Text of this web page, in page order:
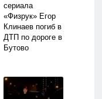
сериала
«Физрук» Егор
Клинаев погиб в
ДТП по дороге в
Бутово